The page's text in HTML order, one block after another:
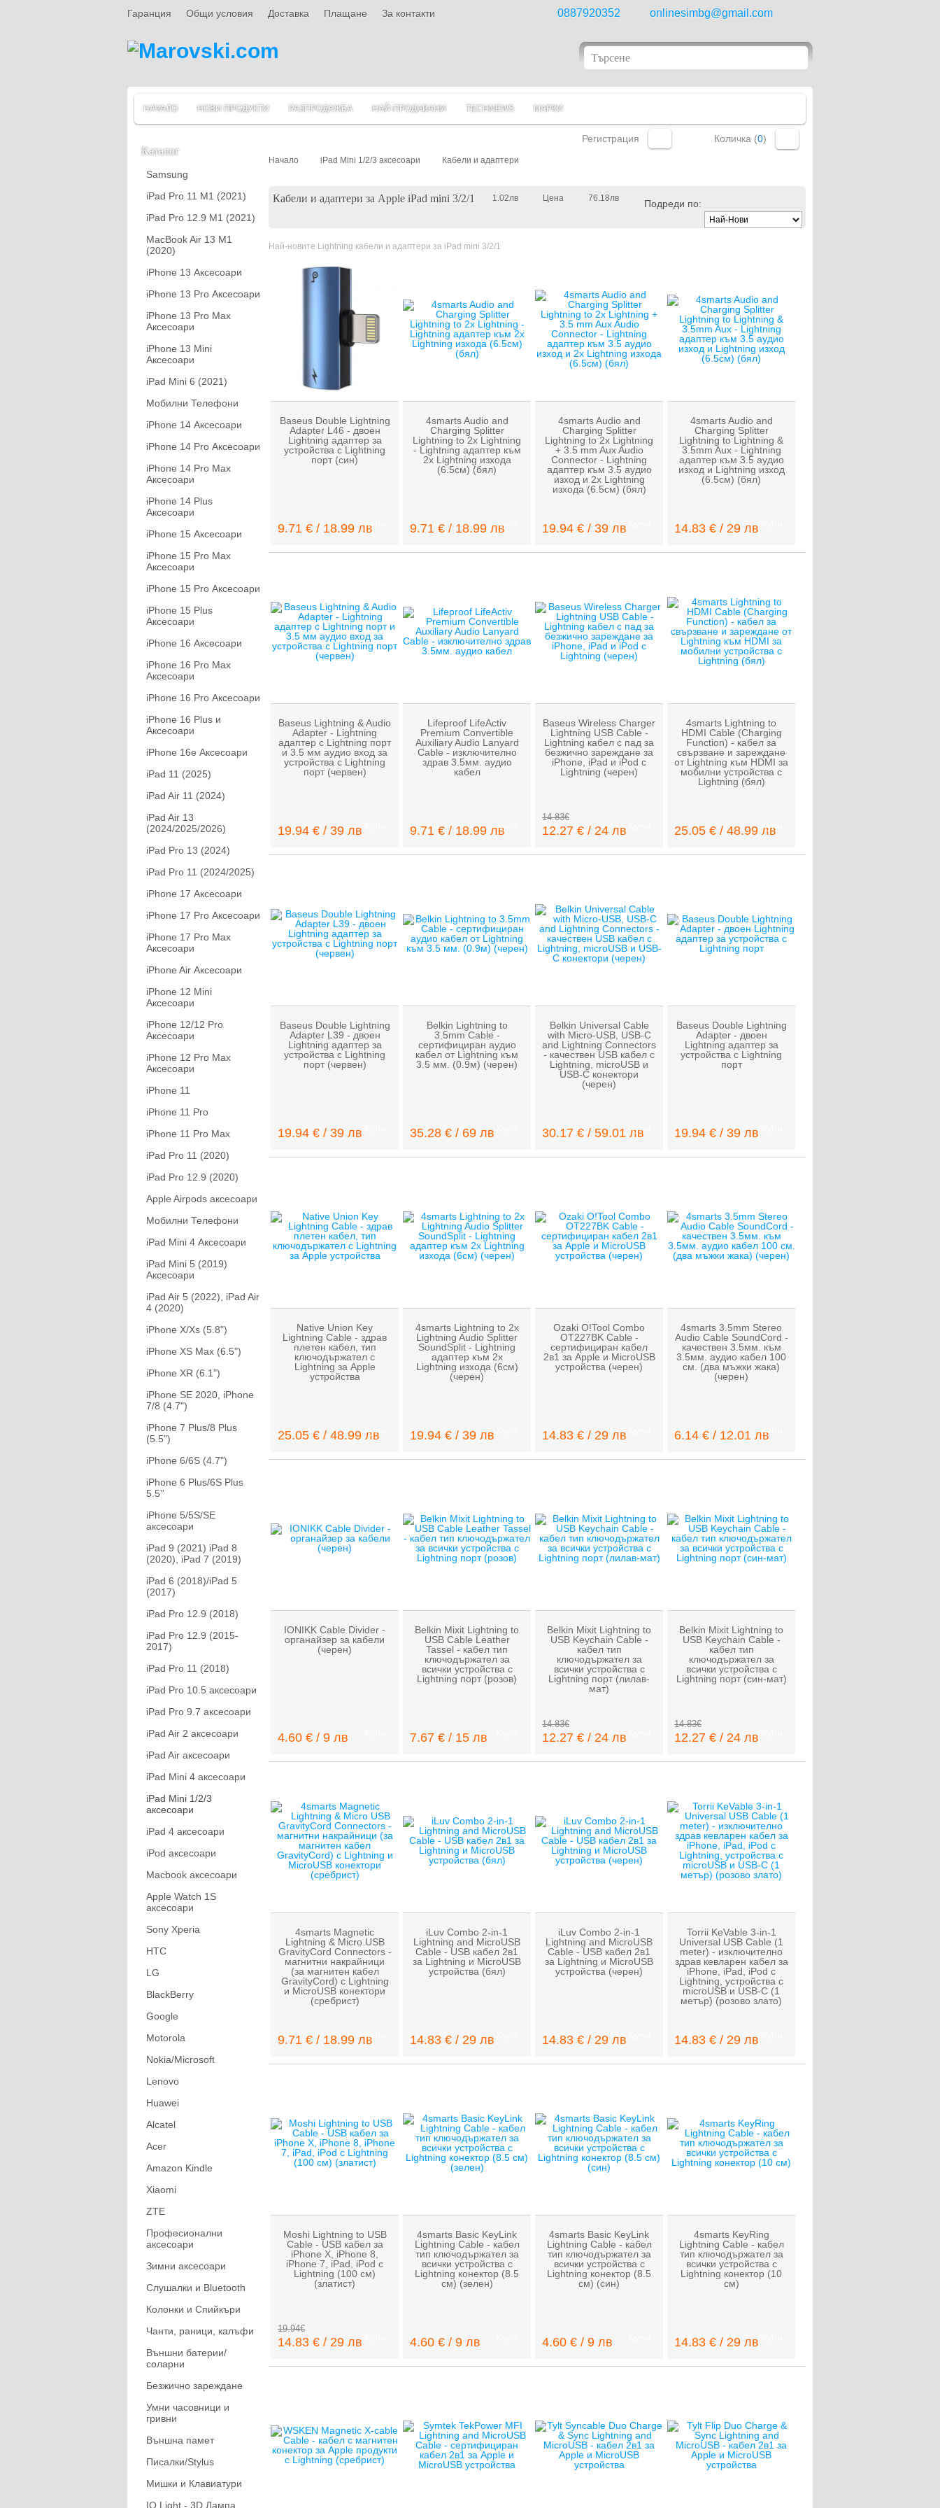
Гаранция Общи условия Доставка Плащане За контакти 0887920352 onlinesimbg@gmail.com
НАЧАЛО НОВИ ПРОДУКТИ РАЗПРОДАЖБА НАЙ-ПРОДАВАНИ TECHNEWS МАРКИ
Регистрация Количка (0)
Каталог
Samsung
iPad Pro 11 M1 (2021)
iPad Pro 12.9 M1 (2021)
MacBook Air 13 M1
(2020)
iPhone 13 Аксесоари
iPhone 13 Pro Аксесоари
iPhone 13 Pro Max
Аксесоари
iPhone 13 Mini
Аксесоари
iPad Mini 6 (2021)
Мобилни Телефони
iPhone 14 Аксесоари
iPhone 14 Pro Аксесоари
iPhone 14 Pro Max
Аксесоари
iPhone 14 Plus
Аксесоари
iPhone 15 Аксесоари
iPhone 15 Pro Max
Аксесоари
iPhone 15 Pro Аксесоари
iPhone 15 Plus
Аксесоари
iPhone 16 Аксесоари
iPhone 16 Pro Max
Аксесоари
iPhone 16 Pro Аксесоари
iPhone 16 Plus и
Аксесоари
iPhone 16e Аксесоари
iPad 11 (2025)
iPad Air 11 (2024)
iPad Air 13
(2024/2025/2026)
iPad Pro 13 (2024)
iPad Pro 11 (2024/2025)
iPhone 17 Аксесоари
iPhone 17 Pro Аксесоари
iPhone 17 Pro Max
Аксесоари
iPhone Air Аксесоари
iPhone 12 Mini
Аксесоари
iPhone 12/12 Pro
Аксесоари
iPhone 12 Pro Max
Аксесоари
iPhone 11
iPhone 11 Pro
iPhone 11 Pro Max
iPad Pro 11 (2020)
iPad Pro 12.9 (2020)
Apple Airpods аксесоари
Мобилни Телефони
iPad Mini 4 Аксесоари
iPad Mini 5 (2019)
Аксесоари
iPad Air 5 (2022), iPad Air
4 (2020)
iPhone X/Xs (5.8")
iPhone XS Max (6.5")
iPhone XR (6.1")
iPhone SE 2020, iPhone
7/8 (4.7")
iPhone 7 Plus/8 Plus
(5.5")
iPhone 6/6S (4.7")
iPhone 6 Plus/6S Plus
5.5''
iPhone 5/5S/SE
аксесоари
iPad 9 (2021) iPad 8
(2020), iPad 7 (2019)
iPad 6 (2018)/iPad 5
(2017)
iPad Pro 12.9 (2018)
iPad Pro 12.9 (2015-
2017)
iPad Pro 11 (2018)
iPad Pro 10.5 аксесоари
iPad Pro 9.7 аксесоари
iPad Air 2 аксесоари
iPad Air аксесоари
iPad Mini 4 аксесоари
iPad Mini 1/2/3
аксесоари
iPad 4 аксесоари
iPod аксесоари
Macbook аксесоари
Apple Watch 1S
аксесоари
Sony Xperia
HTC
LG
BlackBerry
Google
Motorola
Nokia/Microsoft
Lenovo
Huawei
Alcatel
Acer
Amazon Kindle
Xiaomi
ZTE
Професионални
аксесоари
Зимни аксесоари
Слушалки и Bluetooth
Колонки и Спийкъри
Чанти, раници, калъфи
Външни батерии/
соларни
Безжично зареждане
Умни часовници и
гривни
Външна памет
Писалки/Stylus
Мишки и Клавиатури
IQ Light - 3D Лампа
Начало iPad Mini 1/2/3 аксесоари Кабели и адаптери
Кабели и адаптери за Apple iPad mini 3/2/1 1.02лв 76.18лв
Цена Подреди по:
Най-новите Lightning кабели и адаптери за iPad mini 3/2/1
Baseus Double Lightning
Adapter L46 - двоен
Lightning адаптер за
устройства с Lightning
порт (син)
9.71 € / 18.99 лвКупи
4smarts Audio and
Charging Splitter
Lightning to 2x Lightning
- Lightning адаптер към
2x Lightning изходa
(6.5см) (бял)
9.71 € / 18.99 лвКупи
4smarts Audio and
Charging Splitter
Lightning to 2x Lightning
+ 3.5 mm Aux Audio
Connector - Lightning
адаптер към 3.5 аудио
изход и 2х Lightning
изхода (6.5см) (бял)
19.94 € / 39 лв
4smarts Audio and
Charging Splitter
Lightning to Lightning &
3.5mm Aux - Lightning
адаптер към 3.5 аудио
изход и Lightning изход
(6.5см) (бял)
14.83 € / 29 лв
Baseus Lightning & Audio
Adapter - Lightning
адаптер с Lightning порт
и 3.5 мм аудио вход за
устройства с Lightning
порт (червен)
19.94 € / 39 лв
Lifeproof LifeActiv
Premium Convertible
Auxiliary Audio Lanyard
Cable - изключително
здрав 3.5мм. аудио
кабел
9.71 € / 18.99 лвКупи
Baseus Wireless Charger
Lightning USB Cable -
Lightning кабел с пад за
безжично зареждане за
iPhone, iPad и iPod с
Lightning (черен)
14.83€
12.27 € / 24 лв
4smarts Lightning to
HDMI Cable (Charging
Function) - кабел за
свързване и зареждане
от Lightning към HDMI за
мобилни устройства с
Lightning (бял)
25.05 € / 48.99 лв
Купи
Baseus Double Lightning
Adapter L39 - двоен
Lightning адаптер за
устройства с Lightning
порт (червен)
19.94 € / 39 лв
Belkin Lightning to
3.5mm Cable -
сертифициран аудио
кабел от Lightning към
3.5 мм. (0.9м) (черен)
35.28 € / 69 лв
Belkin Universal Cable
with Micro-USB, USB-C
and Lightning Connectors
- качествен USB кабел с
Lightning, microUSB и
USB-C конектори
(черен)
30.17 € / 59.01 лв
Купи
Baseus Double Lightning
Adapter - двоен
Lightning адаптер за
устройства с Lightning
порт
19.94 € / 39 лв
Native Union Key
Lightning Cable - здрав
плетен кабел, тип
ключодържател с
Lightning за Apple
устройства
25.05 € / 48.99 лв
Купи
4smarts Lightning to 2x
Lightning Audio Splitter
SoundSplit - Lightning
адаптер към 2x
Lightning изхода (6см)
(черен)
19.94 € / 39 лв
Ozaki O!Tool Combo
OT227BK Cable -
сертифициран кабел
2в1 за Apple и MicroUSB
устройства (черен)
14.83 € / 29 лв
4smarts 3.5mm Stereo
Audio Cable SoundCord -
качествен 3.5мм. към
3.5мм. аудио кабел 100
см. (два мъжки жака)
(черен)
6.14 € / 12.01 лвКупи
IONIKK Cable Divider -
органайзер за кабели
(черен)
4.60 € / 9 лв
Belkin Mixit Lightning to
USB Cable Leather
Tassel - кабел тип
ключодържател за
всички устройства с
Lightning порт (розов)
7.67 € / 15 лв
Belkin Mixit Lightning to
USB Keychain Cable -
кабел тип
ключодържател за
всички устройства с
Lightning порт (лилав-
мат)
14.83€
12.27 € / 24 лв
Belkin Mixit Lightning to
USB Keychain Cable -
кабел тип
ключодържател за
всички устройства с
Lightning порт (син-мат)
14.83€
12.27 € / 24 лв
4smarts Magnetic
Lightning & Micro USB
GravityCord Connectors -
магнитни накрайници
(за магнитен кабел
GravityCord) с Lightning
и MicroUSB конектори
(сребрист)
9.71 € / 18.99 лвКупи
iLuv Combo 2-in-1
Lightning and MicroUSB
Cable - USB кабел 2в1
за Lightning и MicroUSB
устройства (бял)
14.83 € / 29 лв
iLuv Combo 2-in-1
Lightning and MicroUSB
Cable - USB кабел 2в1
за Lightning и MicroUSB
устройства (черен)
14.83 € / 29 лв
Torrii KeVable 3-in-1
Universal USB Cable (1
meter) - изключително
здрав кевларен кабел за
iPhone, iPad, iPod с
Lightning, устройства с
microUSB и USB-C (1
метър) (розово злато)
14.83 € / 29 лв
Moshi Lightning to USB
Cable - USB кабел за
iPhone X, iPhone 8,
iPhone 7, iPad, iPod с
Lightning (100 см)
(златист)
19.94€
14.83 € / 29 лв
4smarts Basic KeyLink
Lightning Cable - кабел
тип ключодържател за
всички устройства с
Lightning конектор (8.5
см) (зелен)
4.60 € / 9 лв
4smarts Basic KeyLink
Lightning Cable - кабел
тип ключодържател за
всички устройства с
Lightning конектор (8.5
см) (син)
4.60 € / 9 лв
4smarts KeyRing
Lightning Cable - кабел
тип ключодържател за
всички устройства с
Lightning конектор (10
см)
14.83 € / 29 лв